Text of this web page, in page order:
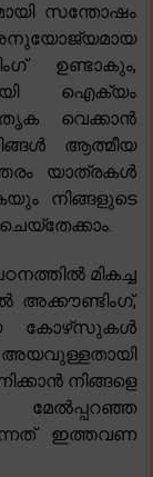
സന്തോഷം
ഉണ്ടാകും,
ഐക്യം
വെക്കാൻ
ആത്മീയ
യാത്രകൾ
നിങ്ങളുടെ
മികച്ച
അക്കൗണ്ടിംഗ്,
കോഴ്‌സുകൾ
നിങ്ങളെ
ഇത്തവണ